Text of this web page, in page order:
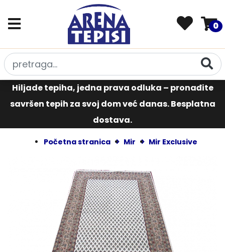
0
Hiljade tepiha, jedna prava odluka – pronađite
savršen tepih za svoj dom već danas. Besplatna
dostava.
Početna stranica Mir Mir Exclusive